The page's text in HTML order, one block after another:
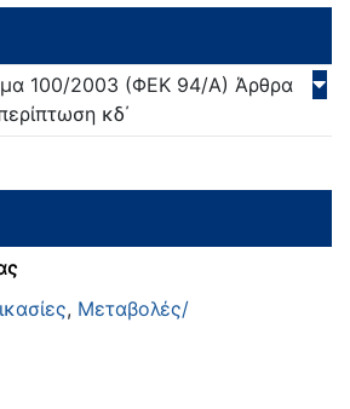
100/2003 (ΦΕΚ 94/Α) Άρθρα
κδ΄
, Μεταβολές/